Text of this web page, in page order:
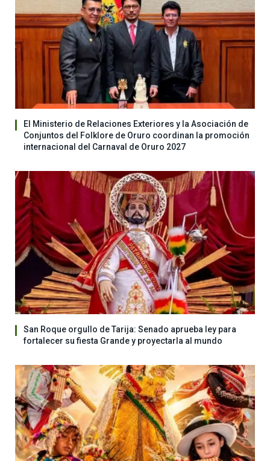
El Ministerio de Relaciones Exteriores y la Asociación de
Conjuntos del Folklore de Oruro coordinan la promoción
internacional del Carnaval de Oruro 2027
San Roque orgullo de Tarija: Senado aprueba ley para
fortalecer su fiesta Grande y proyectarla al mundo